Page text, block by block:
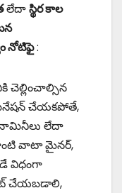
లేదాస్థిర కాల
నోటిఫై:
చెల్లించాల్సిన
చేయకపోతే,
లేదా
వాటా మైనర్,
విధంగా
చేయబడాలి,